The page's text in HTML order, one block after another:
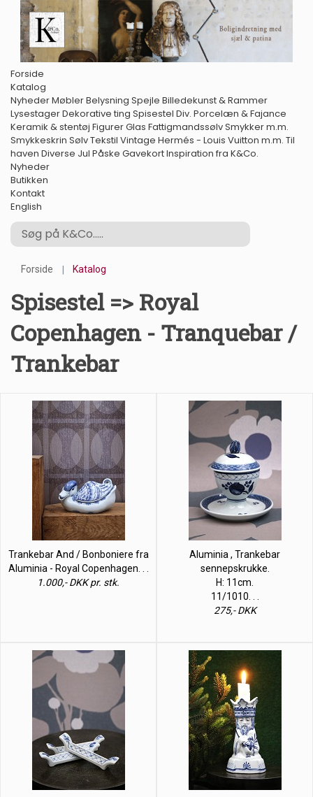
Forside
Katalog
NyhederMøblerBelysning Spejle Billedekunst & Rammer
LysestagerDekorative ting Spisestel Div. Porcelæn & Fajance
Keramik & stentøj FigurerGlas FattigmandssølvSmykker m.m.
Smykkeskrin SølvTekstil Vintage Hermés - Louis Vuitton m.m. Til
haven Diverse Jul Påske GavekortInspiration fra K&Co.
Nyheder
Butikken
Kontakt
English
Forside Katalog
Spisestel => Royal
Copenhagen - Tranquebar /
Trankebar
Trankebar And / Bonboniere fra
Aluminia - Royal Copenhagen. . .
1.000,- DKK pr. stk.
Aluminia , Trankebar
sennepskrukke.
H: 11cm.
11/1010. . .
275,- DKK